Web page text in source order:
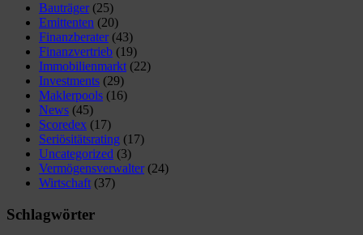
Bauträger(25)
Emittenten (20)
Finanzberater(43)
Finanzvertrieb (19)
Immobilienmarkt (22)
Investments (29)
Maklerpools (16)
News (45)
Scoredex (17)
Seriösitätsrating (17)
Uncategorized (3)
Vermögensverwalter(24)
Wirtschaft (37)
Schlagwörter